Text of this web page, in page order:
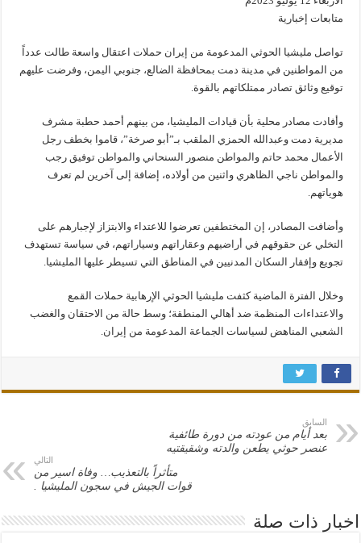
متابعات إخبارية
تواصل مليشيا الحوثي المدعومة من إيران حملات اعتقال واسعة طالت عدداً
من المواطنين في مدينة دمت بمحافظة الضالع، جنوبي اليمن، وفرضت عليهم
توقيع وثائق تصادر ممتلكاتهم بالقوة.
وأفادت مصادر محلية بأن قيادات المليشيا، من بينهم أحمد حطبة مشرف
مديرية دمت وعبدالله الحمزي الملقب بـ”أبو صرخة”، قاموا بخطف رجل
الأعمال محمد حاتم والمواطن منصور السنحاني والمواطن توفيق رجب
والمواطن ناجي الظاهري واثنين من أولاده، إضافة إلى آخرين لم تعرف
هوياتهم.
وأضافت المصادر، إن المختطفين تعرضوا للاعتداء والابتزاز لإجبارهم على
التخلي عن حقوقهم في أراضيهم وعقاراتهم وسياراتهم، في سياسة تستهدف
تجويع وإفقار السكان المدنيين في المناطق التي تسيطر عليها المليشيا.
وخلال الفترة الماضية كثفت مليشيا الحوثي الإرهابية حملات القمع
والاعتداءات المنظمة ضد أهالي المنطقة؛ وسط حالة من الاحتقان والغضب
الشعبي المناهض لسياسات الجماعة المدعومة من إيران.
السابق
بعد أيام من عودته من دورة طائفية
عنصر حوثي يطعن والدته وشقيقتيه
التالي
متأثراً بالتعذيب… وفاة اسير من
قوات الجيش في سجون المليشيا .
اخبار ذات صلة